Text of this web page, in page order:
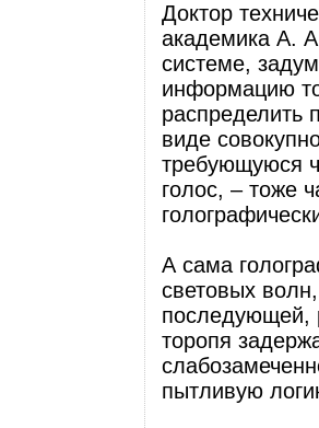
Доктор
академика А.
системе,
информацию
распределить
виде
требующуюся
голос, – тоже
А сама
световых
последующей,
торопя
пытливую